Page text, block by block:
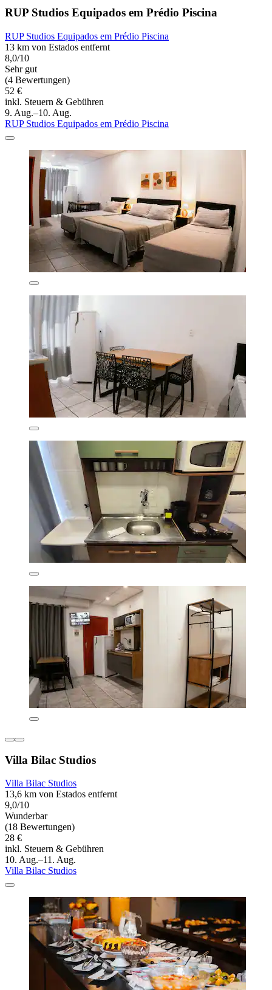
RUP Studios Equipados em Prédio Piscina
RUP Studios Equipados em Prédio Piscina
13 km von Estados entfernt
8,0/10
Sehr gut
(4 Bewertungen)
52 €
inkl. Steuern & Gebühren
9. Aug.–10. Aug.
RUP Studios Equipados em Prédio Piscina
Villa Bilac Studios
Villa Bilac Studios
13,6 km von Estados entfernt
9,0/10
Wunderbar
(18 Bewertungen)
28 €
inkl. Steuern & Gebühren
10. Aug.–11. Aug.
Villa Bilac Studios